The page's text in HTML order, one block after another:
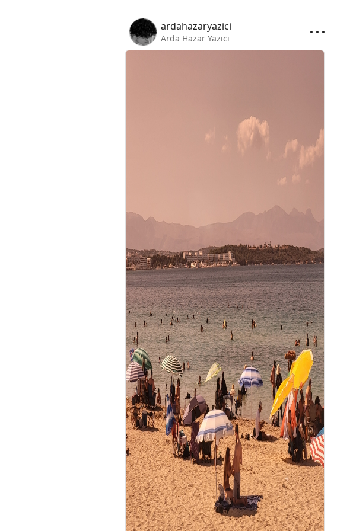
ardahazaryazici
Arda Hazar Yazıcı